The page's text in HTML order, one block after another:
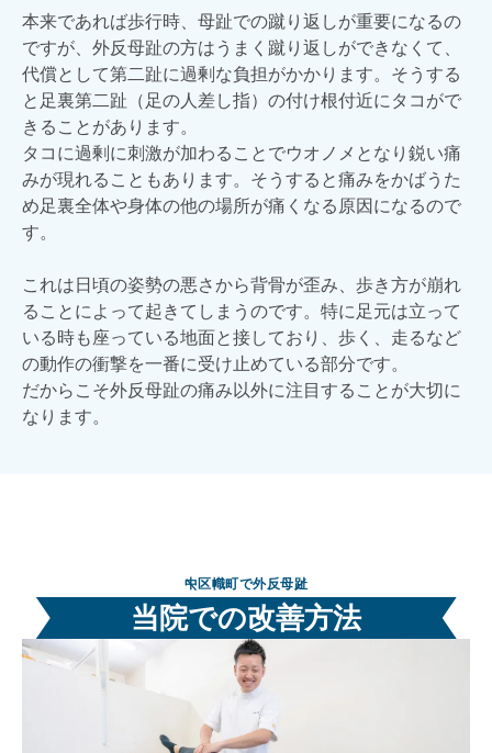
本来であれば歩行時、母趾での蹴り返しが重要になるの
ですが、外反母趾の方はうまく蹴り返しができなくて、
代償として第二趾に過剰な負担がかかります。そうする
と足裏第二趾（足の人差し指）の付け根付近にタコがで
きることがあります。
タコに過剰に刺激が加わることでウオノメとなり鋭い痛
みが現れることもあります。そうすると痛みをかばうた
め足裏全体や身体の他の場所が痛くなる原因になるので
す。
これは日頃の姿勢の悪さから背骨が歪み、歩き方が崩れ
ることによって起きてしまうのです。特に足元は立って
いる時も座っている地面と接しており、歩く、走るなど
の動作の衝撃を一番に受け止めている部分です。
だからこそ外反母趾の痛み以外に注目することが大切に
なります。
中区幟町で外反母趾
当院での改善方法